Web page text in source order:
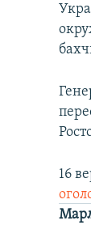
16